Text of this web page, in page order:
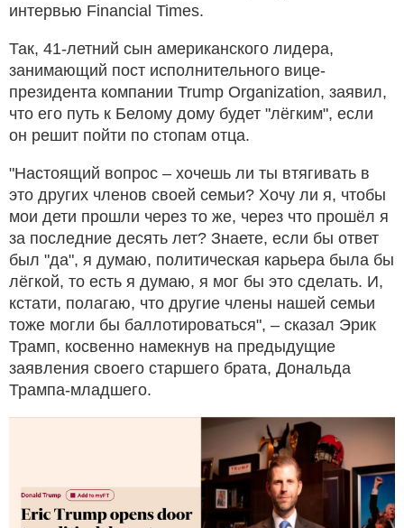
интервью Financial Times.
Так, 41-летний сын американского лидера,
занимающий пост исполнительного вице-
президента компании Trump Organization, заявил,
что его путь к Белому дому будет "лёгким", если
он решит пойти по стопам отца.
"Настоящий вопрос – хочешь ли ты втягивать в
это других членов своей семьи? Хочу ли я, чтобы
мои дети прошли через то же, через что прошёл я
за последние десять лет? Знаете, если бы ответ
был "да", я думаю, политическая карьера была бы
лёгкой, то есть я думаю, я мог бы это сделать. И,
кстати, полагаю, что другие члены нашей семьи
тоже могли бы баллотироваться", – сказал Эрик
Трамп, косвенно намекнув на предыдущие
заявления своего старшего брата, Дональда
Трампа-младшего.